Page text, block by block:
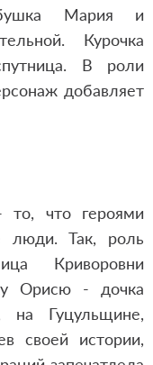
Мария и
Курочка
В роли
добавляет
что героями
люди. Так, роль
Криворовни
Орисю - дочка
на Гуцульщине,
своей истории,